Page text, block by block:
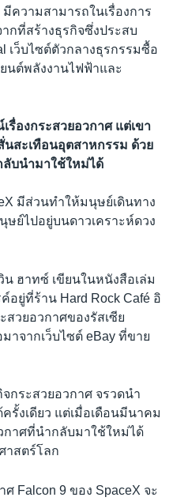
ความสามารถในเรื่องการ
กที่สร้างธุรกิจซึ่งประสบ
เว็บไซต์ตัวกลางธุรกรรมซื้อ
นต์พลังงานไฟฟ้าและ
องกระสวยอวกาศ แต่เขา
นสะเทือนอุตสาหกรรม ด้วย
ลับนำมาใช้ใหม่ได้
มีส่วนทำให้มนุษย์เดินทาง
ษย์ไปอยู่บนดาวเคราะห์ดวง
ฮาทซ์ เขียนในหนังสือเล่ม
อยู่ที่ร้าน Hard Rock Café อิ
วยอวกาศของรัสเซีย
าจากเว็บไซต์ eBay ที่ขาย
กระสวยอวกาศ จรวดนำ
รั้งเดียว แต่เมื่อเดือนมีนาคม
กาศที่นำกลับมาใช้ใหม่ได้
าสตร์โลก
Falcon 9 ของ SpaceX จะ